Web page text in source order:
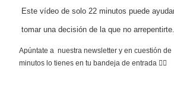
Este vídeo de solo 22 minutos puede
tomar una decisión de la que no arrepentirte.
Apúntate a nuestra newsletter y en cuestión de
minutos lo tienes en tu bandeja de entrada 👇🏻